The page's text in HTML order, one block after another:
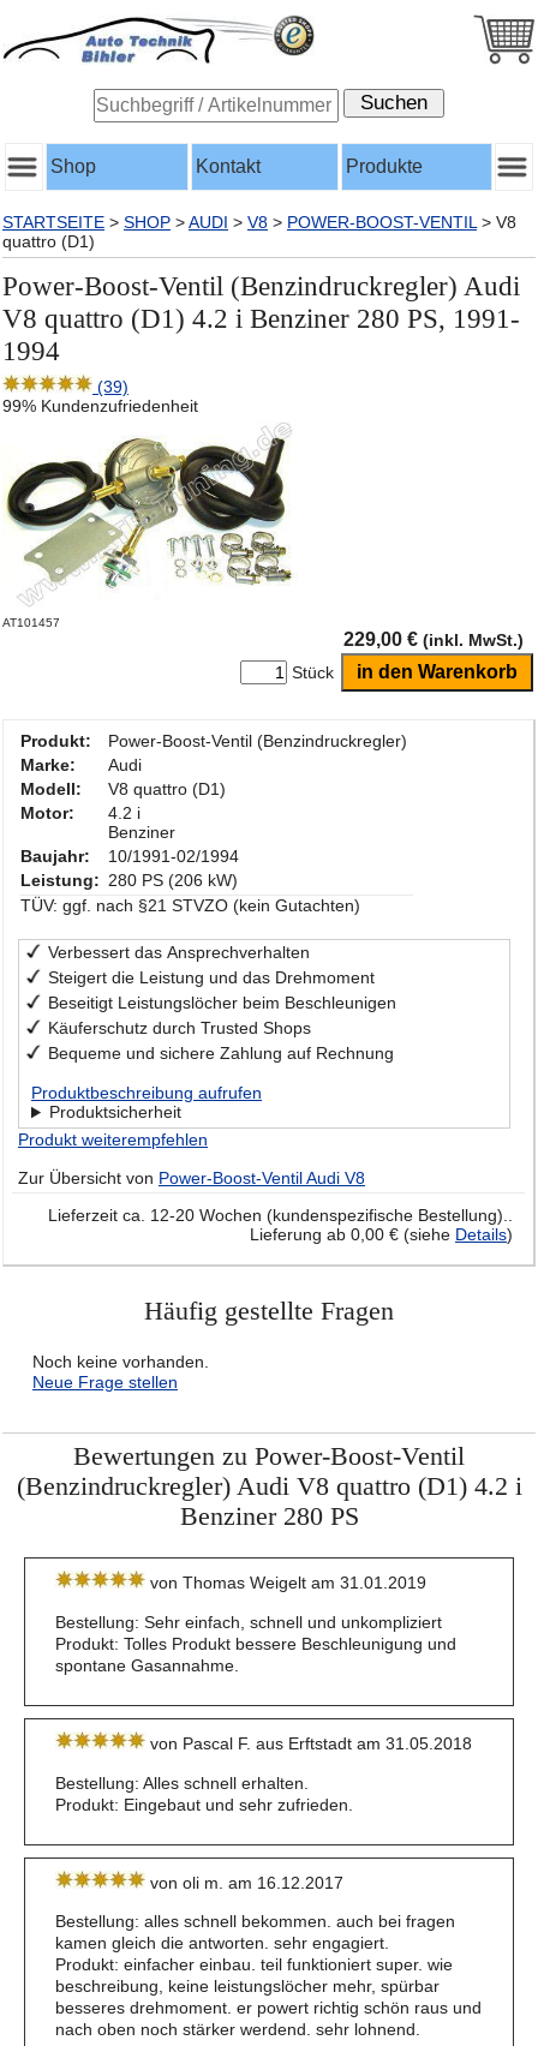
Shop Kontakt Produkte
STARTSEITE > SHOP >AUDI > V8 > POWER-BOOST-VENTIL > V8
quattro (D1)
Power-Boost-Ventil (Benzindruckregler) Audi
V8 quattro (D1) 4.2 i Benziner 280 PS, 1991-
1994
(39)
99% Kundenzufriedenheit
AT101457
229,00 € (inkl. MwSt.)
Stück
Produkt:
Power-Boost-Ventil (Benzindruckregler)
Marke:
Audi
Modell:
V8 quattro (D1)
Motor:
4.2 i
Benziner
Baujahr:
10/1991-02/1994
Leistung: 280 PS (206 kW)
TÜV: ggf. nach §21 STVZO (kein Gutachten)
Verbessert das Ansprechverhalten
Steigert die Leistung und das Drehmoment
Beseitigt Leistungslöcher beim Beschleunigen
Käuferschutz durch Trusted Shops
Bequeme und sichere Zahlung auf Rechnung
Produktbeschreibung aufrufen
Produktsicherheit
Produkt weiterempfehlen
Zur Übersicht von Power-Boost-Ventil Audi V8
Lieferzeit ca. 12-20 Wochen (kundenspezifische Bestellung)..
Lieferung ab 0,00 € (siehe Details)
Häufig gestellte Fragen
Noch keine vorhanden.
Neue Frage stellen
Bewertungen zu Power-Boost-Ventil
(Benzindruckregler) Audi V8 quattro (D1) 4.2 i
Benziner 280 PS
von Thomas Weigelt am 31.01.2019
Bestellung: Sehr einfach, schnell und unkompliziert
Produkt: Tolles Produkt bessere Beschleunigung und
spontane Gasannahme.
von Pascal F. aus Erftstadt am 31.05.2018
Bestellung: Alles schnell erhalten.
Produkt: Eingebaut und sehr zufrieden.
von oli m. am 16.12.2017
Bestellung: alles schnell bekommen. auch bei fragen
kamen gleich die antworten. sehr engagiert.
Produkt: einfacher einbau. teil funktioniert super. wie
beschreibung, keine leistungslöcher mehr, spürbar
besseres drehmoment. er powert richtig schön raus und
nach oben noch stärker werdend. sehr lohnend.